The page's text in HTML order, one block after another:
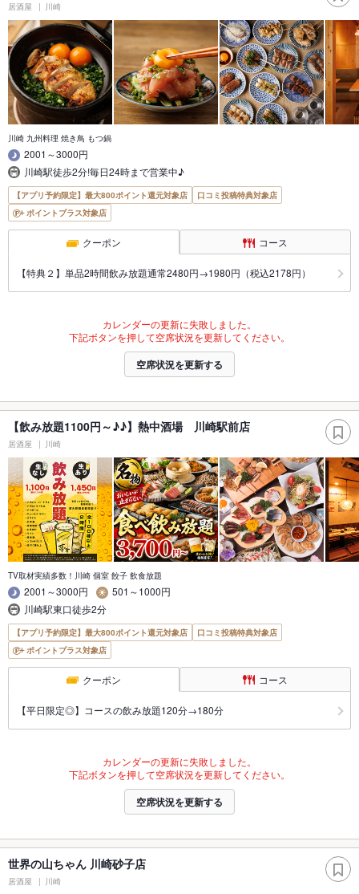
居酒屋 川崎
川崎 九州料理 焼き鳥 もつ鍋
2001～3000円
川崎駅徒歩2分!毎日24時まで営業中♪
【アプリ予約限定】最大800ポイント還元対象店
口コミ投稿特典対象店
ポイントプラス対象店
クーポン コース
【特典２】単品2時間飲み放題通常2480円→1980円（税込2178円）
カレンダーの更新に失敗しました。
下記ボタンを押して空席状況を更新してください。
空席状況を更新する
【飲み放題1100円～♪♪】熱中酒場 川崎駅前店
居酒屋 川崎
TV取材実績多数！川崎 個室 餃子 飲食放題
2001～3000円
501～1000円
川崎駅東口徒歩2分
【アプリ予約限定】最大800ポイント還元対象店
口コミ投稿特典対象店
ポイントプラス対象店
クーポン コース
【平日限定◎】コースの飲み放題120分→180分
カレンダーの更新に失敗しました。
下記ボタンを押して空席状況を更新してください。
空席状況を更新する
世界の山ちゃん 川崎砂子店
居酒屋 川崎